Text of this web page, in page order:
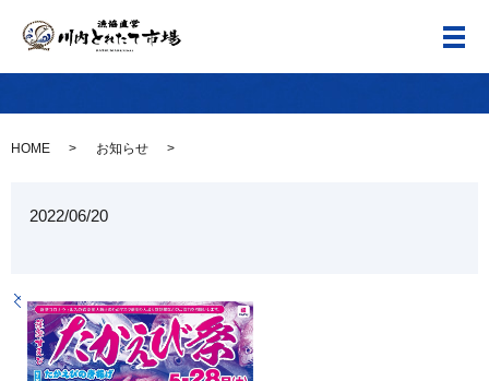
メ
HOME お知らせ
2022/06/20